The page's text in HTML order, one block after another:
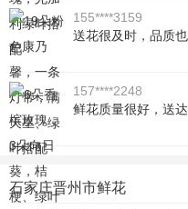
155****3159
送花很及时，品质
157****2248
鲜花质量很好，送
石家庄晋州市鲜花